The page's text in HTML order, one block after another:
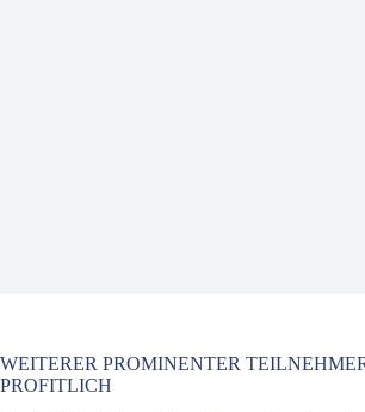
WEITERER PROMINENTER
PROFITLICH